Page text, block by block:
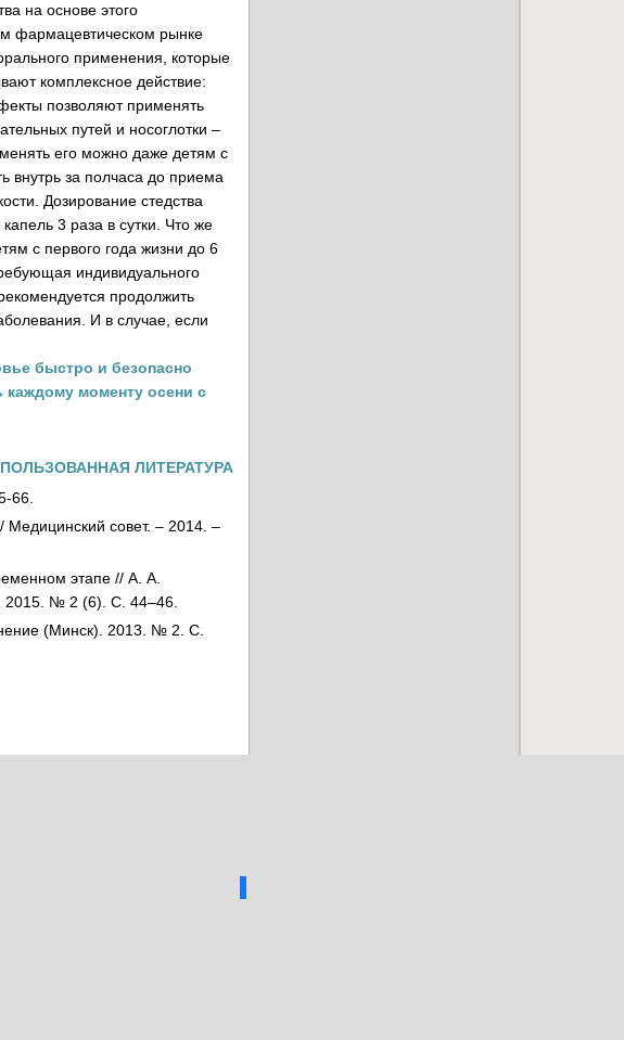
на основе этого
фармацевтическом рынке
применения, которые
комплексное действие:
позволяют применять
путей и носоглотки –
его можно даже детям с
внутрь за полчаса до приема
Дозирование стедства
3 раза в сутки. Что же
с первого года жизни до 6
индивидуального
продолжить
И в случае, если
быстро и безопасно
каждому моменту осени с
ЛИТЕРАТУРА
66.
совет. – 2014. –
этапе // А. А.
2015. № 2 (6). С. 44–46.
(Минск). 2013. № 2. С.